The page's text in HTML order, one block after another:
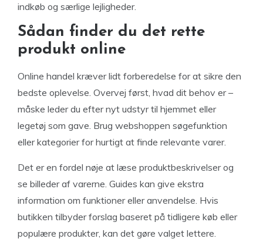
indkøb og særlige lejligheder.
Sådan finder du det rette
produkt online
Online handel kræver lidt forberedelse for at sikre den
bedste oplevelse. Overvej først, hvad dit behov er –
måske leder du efter nyt udstyr til hjemmet eller
legetøj som gave. Brug webshoppen søgefunktion
eller kategorier for hurtigt at finde relevante varer.
Det er en fordel nøje at læse produktbeskrivelser og
se billeder af varerne. Guides kan give ekstra
information om funktioner eller anvendelse. Hvis
butikken tilbyder forslag baseret på tidligere køb eller
populære produkter, kan det gøre valget lettere.